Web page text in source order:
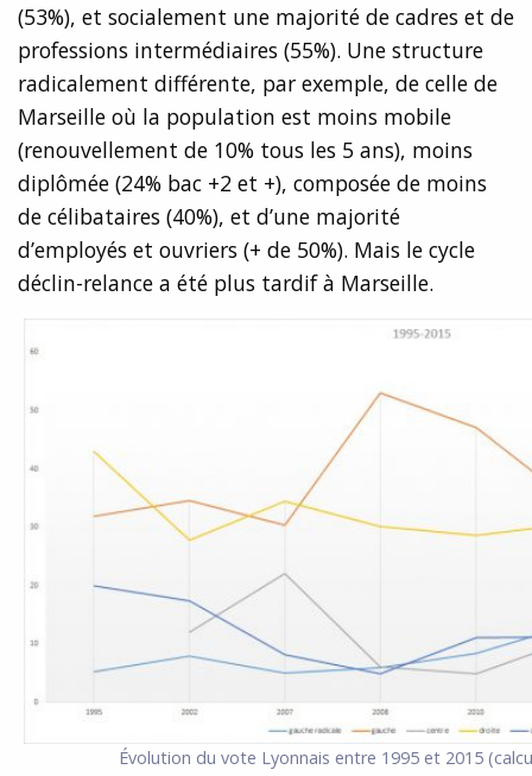
(53%), et socialement une majorité de cadres et de
professions intermédiaires (55%). Une structure
radicalement différente, par exemple, de celle de
Marseille où la population est moins mobile
(renouvellement de 10% tous les 5 ans), moins
diplômée (24% bac +2 et +), composée de moins
de célibataires (40%), et d’une majorité
d’employés et ouvriers (+ de 50%). Mais le cycle
déclin-relance a été plus tardif à Marseille.
Évolution du vote Lyonnais entre 1995 et 2015